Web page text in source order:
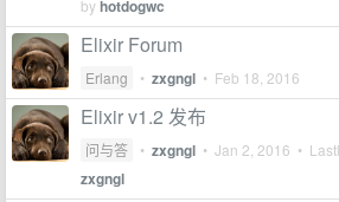
byhotdogwc
Elixir Forum
Erlang • zxgngl • Feb 18, 2016
Elixir v1.2 发布
问与答 • zxgngl • Jan 2, 2016 •
zxgngl